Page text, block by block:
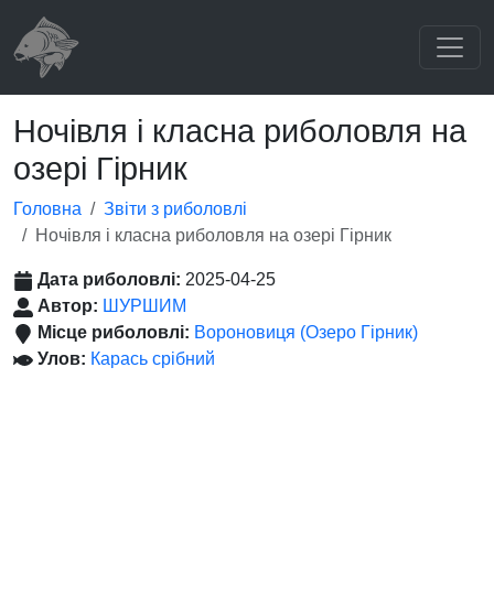
Ночівля і класна риболовля на
озері Гірник
Головна
Звіти з риболовлі
Ночівля і класна риболовля на озері Гірник
Дата риболовлі: 2025-04-25
Автор: ШУРШИМ
Місце риболовлі: Вороновиця (Озеро Гірник)
Улов: Карась срібний